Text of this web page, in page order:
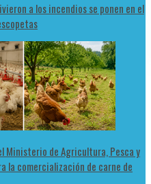
a los incendios se ponen en el
Ministerio de Agricultura, Pesca y
la comercialización de carne de